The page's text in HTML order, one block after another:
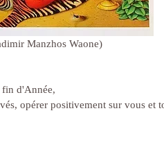
Manzhos Waone)
fin d'Année,
opérer positivement sur vous et